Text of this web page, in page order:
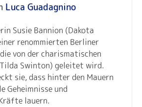
Luca Guadagnino
Susie Bannion (Dakota
renommierten Berliner
von der charismatischen
Swinton) geleitet wird.
sie, dass hinter den Mauern
Geheimnisse und
lauern.